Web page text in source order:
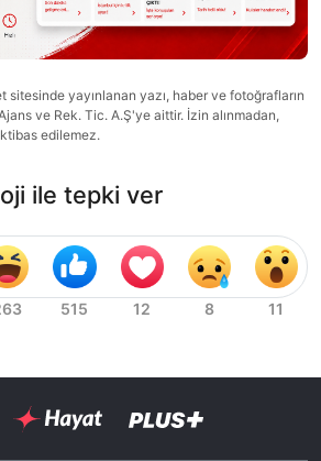
yayınlanan yazı, haber ve fotoğrafların
ve Rek. Tic. A.Ş'ye aittir. İzin alınmadan,
edilemez.
ile tepki ver